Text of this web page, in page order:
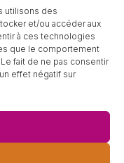
utilisons des
et/ou accéder aux
à ces technologies
que le comportement
fait de ne pas consentir
effet négatif sur